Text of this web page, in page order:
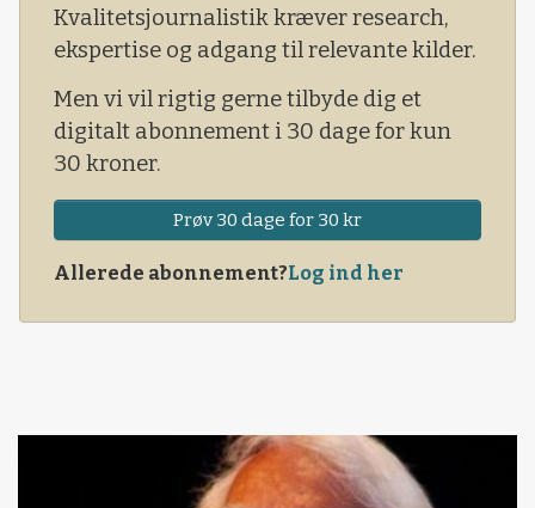
Kvalitetsjournalistik kræver research,
ekspertise og adgang til relevante kilder.
Men vi vil rigtig gerne tilbyde dig et
digitalt abonnement i 30 dage for kun
30 kroner.
Prøv 30 dage for 30 kr
Allerede abonnement?Log ind her